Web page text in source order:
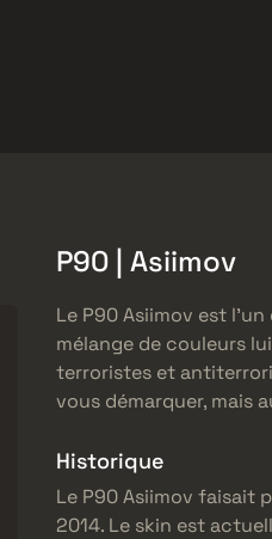
P90 | Asiimov
Le P90 Asiimov est
mélange de couleurs
terroristes et
vous démarquer, mais
Historique
Le P90 Asiimov faisait
2014. Le skin est